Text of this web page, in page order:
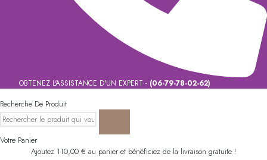
OBTENEZ L'ASSISTANCE D'UN EXPERT - (06-79-78-02-62)
Recherche De Produit
Votre Panier
Ajoutez 110,00 € au panier et bénéficiez de la livraison gratuite !